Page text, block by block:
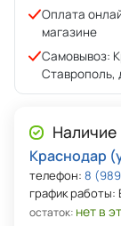
Оплата
магазине
Самовывоз:
Ставрополь,
Наличие
Краснодар
телефон: 8
график работы:
остаток: нет в